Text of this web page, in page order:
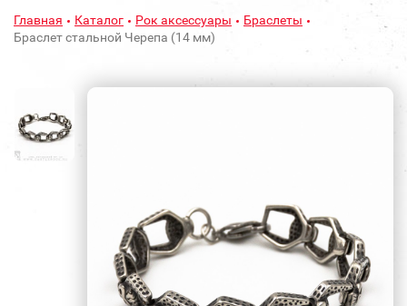
Главная Каталог Рок аксессуары
Браслеты
Браслет стальной Черепа (14 мм)